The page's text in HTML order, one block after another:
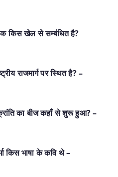
किस खेल से सम्बंधित है?
राजमार्ग पर स्थित है? –
का बीज कहाँ से शुरू हुआ? –
किस भाषा के कवि थे –